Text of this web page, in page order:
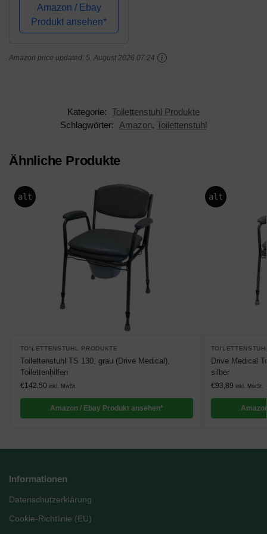
Toilettenrollstuhl mit
HMV Nummer
18.46.02.0059 inkl.
und Eimer
Amazon / Ebay
Produkt ansehen*
Amazon price updated: 5. August 2026 07:24
Kategorie: Toilettenstuhl Produkte
Schlagwörter:
Amazon, Toilettenstuhl
Ähnliche Produkte
alt
TOILETTENSTUHL PRODUKTE
Toilettenstuhl TS 130, grau (Drive Medical),
Toilettenhilfen
€142,50 inkl. MwSt.
Amazon / Ebay Produkt ansehen*
alt
Drive Medical
silber
€93,89 inkl. MwSt.
Informationen
Datenschutzerklärung
Cookie-Richtlinie (EU)